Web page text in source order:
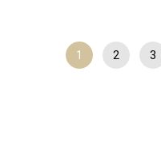
1 2 3